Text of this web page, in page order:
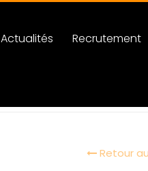
Actualités Recrutement
Retour